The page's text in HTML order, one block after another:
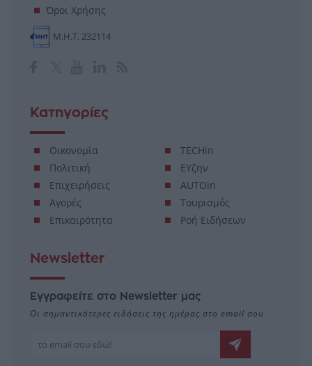
Όροι Χρήσης
Μ.Η.Τ. 232114
Κατηγορίες
Οικονομία
Πολιτική
Επιχειρήσεις
Αγορές
Επικαιρότητα
TECHin
ΕΥζην
AUTOin
Τουρισμός
Ροή Ειδήσεων
Newsletter
Εγγραφείτε στο Newsletter μας
Οι σημαντικότερες ειδήσεις της ημέρας στο email σου